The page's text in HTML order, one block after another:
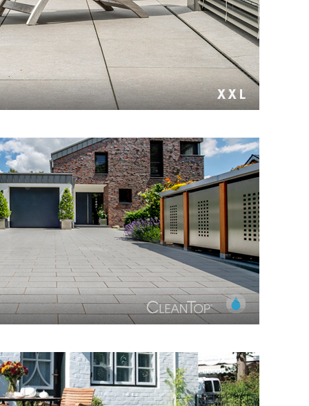
Natursteinoptik in nur 2 cm Stärke. Passende
und Pooleinfassungen.
sehr dichter Oberfläche aus ausgewählten,
Naturstein-Edelsplitten.